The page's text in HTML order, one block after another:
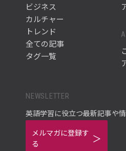
ビジネス
カルチャー
トレンド
全ての記事
タグ一覧
NEWSLETTER
英語学習に役立つ最新記事や情
メルマガに登録す
る